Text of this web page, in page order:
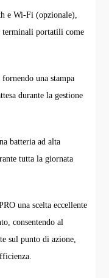
e Wi-Fi (opzionale),
terminali portatili come
una stampa
durante la gestione
batteria ad alta
tutta la giornata
una scelta eccellente
consentendo al
sul punto di azione,